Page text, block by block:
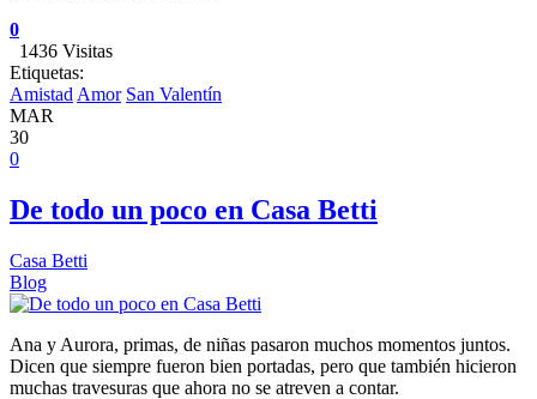
0
1436 Visitas
Etiquetas:
Amistad Amor San Valentín
MAR
30
0
De todo un poco en Casa Betti
Casa Betti
Blog
Ana y Aurora, primas, de niñas pasaron muchos momentos juntos.
Dicen que siempre fueron bien portadas, pero que también hicieron
muchas travesuras que ahora no se atreven a contar.